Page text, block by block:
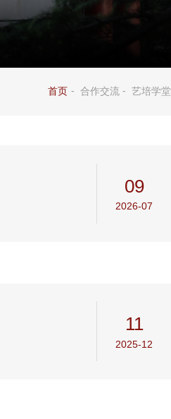
首页 - 合作交流 - 艺培学堂
09
2026-07
11
2025-12